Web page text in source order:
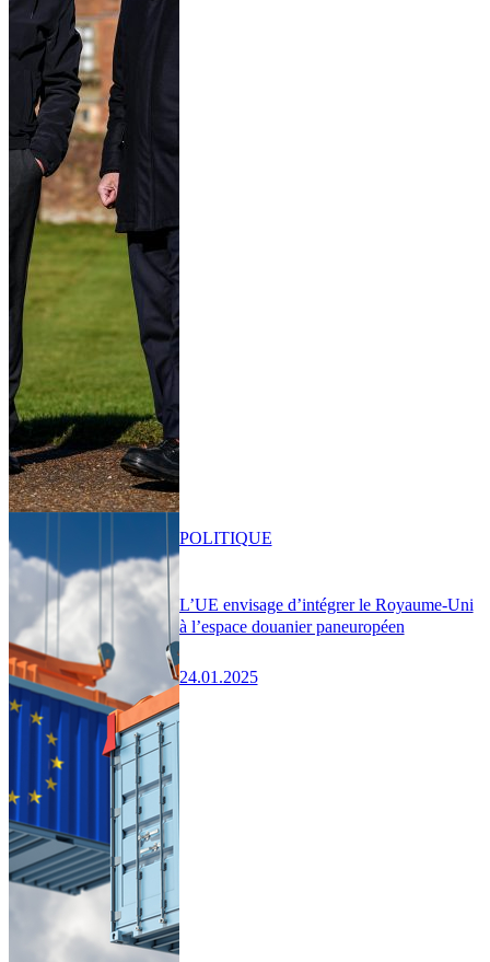
L’UE envisage d’intégrer le Royaume-Uni
à l’espace douanier paneuropéen
24.01.2025
POLITIQUE